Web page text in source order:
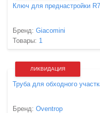
Ключ для преднастройки
Бренд: Giacomini
Товары: 1
ЛИКВИДАЦИЯ
Труба для обходного
Бренд: Oventrop